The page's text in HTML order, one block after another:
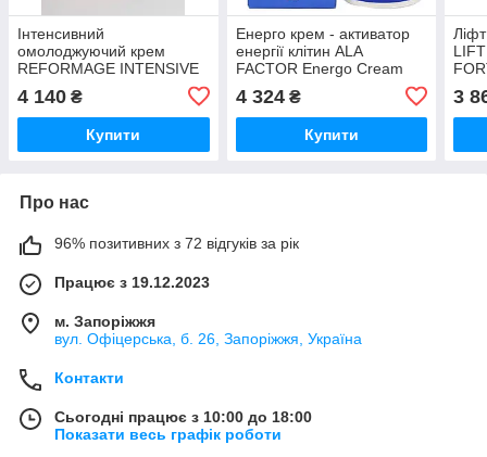
Інтенсивний
омолоджуючий крем
REFORMAGE INTENSIVE
CREAM JeuDerm, 50 мл
4 140 ₴
Купити
Енерго крем - активатор
енергії клітин ALA
FACTOR Energo Cream
4 324₴
Купити
3
Про нас
96% позитивних з 72 відгуків за рік
Працює з 19.12.2023
м. Запоріжжя
вул. Офіцерська, б. 26, Запоріжжя, Україна
Контакти
Сьогодні працює з 10:00 до 18:00
Показати весь графік роботи